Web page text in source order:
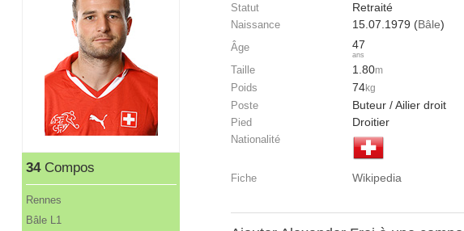
34Compos
Rennes
Bâle L1
Statut Retraité
Naissance 15.07.1979 (Bâle)
Âge 47
ans
Taille 1.80m
Poids 74kg
Poste Buteur / Ailier droit
Pied Droitier
Nationalité
Fiche Wikipedia